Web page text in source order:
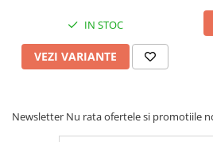
IN STOC
VEZI VARIANTE
Newsletter Nu rata ofertele si promotiile